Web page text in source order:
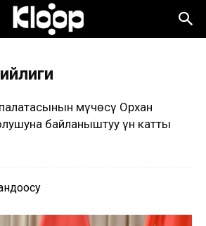
мүчөсү Орхан
байланыштуу үн катты